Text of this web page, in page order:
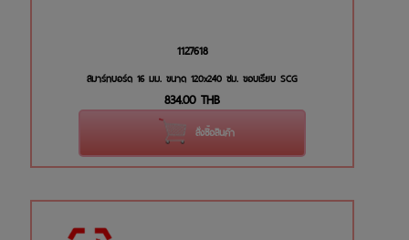
1127618
สมาร์ทบอร์ด 16 มม. ขนาด 120x240 ซม. ขอบเรียบ SCG
834.00 THB
สั่งซื้อสินค้า